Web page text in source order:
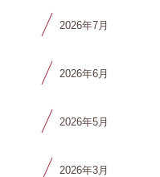
2026年7月
2026年6月
2026年5月
2026年3月